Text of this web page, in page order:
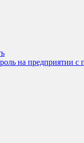
на предприятии